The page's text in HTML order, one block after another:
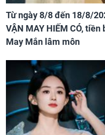
Từ ngày 8/8 đến 18/8/
VẬN MAY HIẾM CÓ,
May Mắn lâm môn